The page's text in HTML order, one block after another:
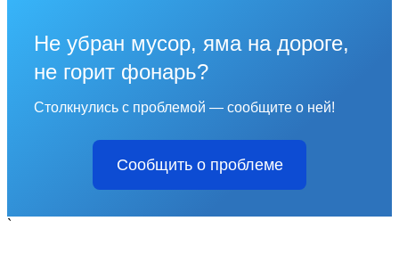
Не убран мусор, яма на дороге,
не горит фонарь?
Столкнулись с проблемой — сообщите о ней!
Сообщить о проблеме
`